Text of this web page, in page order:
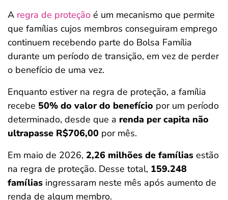
A regra de proteção é um mecanismo que permite
que famílias cujos membros conseguiram emprego
continuem recebendo parte do Bolsa Família
durante um período de transição, em vez de perder
o benefício de uma vez.
Enquanto estiver na regra de proteção, a família
recebe 50% do valor do benefício por um período
determinado, desde que a renda per capita não
ultrapasse R$706,00 por mês.
Em maio de 2026, 2,26 milhões de famílias estão
na regra de proteção. Desse total, 159.248
famílias ingressaram neste mês após aumento de
renda de algum membro.